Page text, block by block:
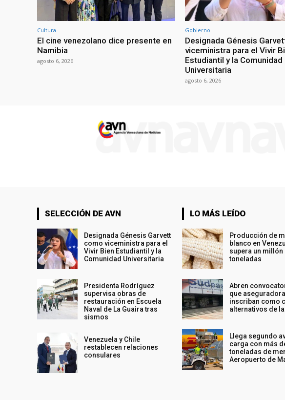
Cultura
El cine venezolano dice presente en
Namibia
agosto 6, 2026
Gobierno
Designada Génesis
viceministra para el Vivir
Estudiantil y la Comunidad
Universitaria
agosto 6, 2026
SELECCIÓN DE AVN
Designada Génesis Garvett
como viceministra para el
Vivir Bien Estudiantil y la
Comunidad Universitaria
Presidenta Rodríguez
supervisa obras de
restauración en Escuela
Naval de La Guaira tras
sismos
Venezuela y Chile
restablecen relaciones
consulares
LO MÁS LEÍDO
Producción de
blanco en
supera un millón
toneladas
Abren
que
inscriban como
alternativos de
Llega segundo
carga con más
toneladas de
Aeropuerto de